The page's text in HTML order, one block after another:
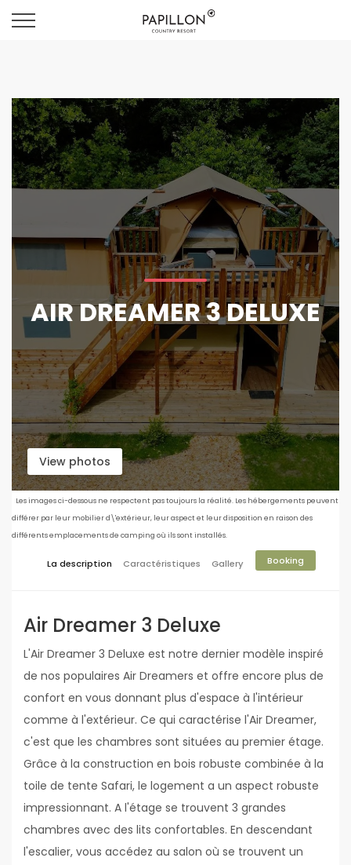
AIR DREAMER 3 DELUXE
View photos
Les images ci-dessous ne respectent pas toujours la réalité. Les hébergements peuvent
différer par leur mobilier d\'extérieur, leur aspect et leur disposition en raison des
différents emplacements de camping où ils sont installés.
La description Caractéristiques Gallery Booking
Air Dreamer 3 Deluxe
L'Air Dreamer 3 Deluxe est notre dernier modèle inspiré
de nos populaires Air Dreamers et offre encore plus de
confort en vous donnant plus d'espace à l'intérieur
comme à l'extérieur. Ce qui caractérise l'Air Dreamer,
c'est que les chambres sont situées au premier étage.
Grâce à la construction en bois robuste combinée à la
toile de tente Safari, le logement a un aspect robuste
impressionnant. A l'étage se trouvent 3 grandes
chambres avec des lits confortables. En descendant
l'escalier, vous accédez au salon où se trouvent un